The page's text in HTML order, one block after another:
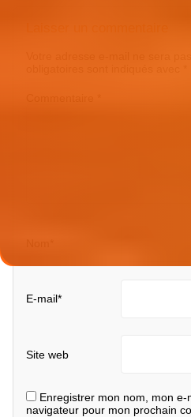
E-mail*
Site web
Enregistrer mon nom, mon
navigateur pour mon prochain